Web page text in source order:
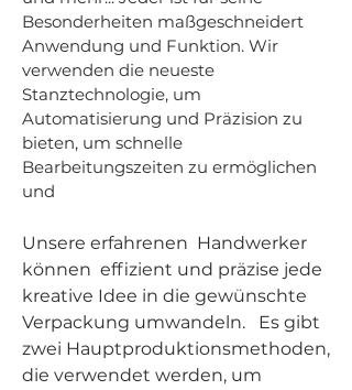
Besonderheiten maßgeschneidert
Anwendung und Funktion. Wir
verwenden die neueste
Stanztechnologie, um
Automatisierung und Präzision zu
bieten, um schnelle
Bearbeitungszeiten zu ermöglichen
und
Unsere erfahrenen Handwerker
können effizient und präzise jede
kreative Idee in die gewünschte
Verpackung umwandeln.
Es gibt
zwei Hauptproduktionsmethoden,
die verwendet werden, um